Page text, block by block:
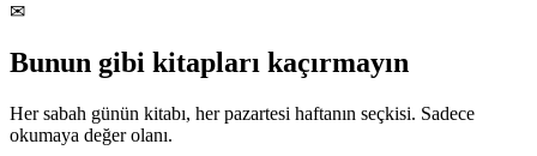
✉
Bunun gibi kitapları kaçırmayın
Her sabah günün kitabı, her pazartesi haftanın seçkisi. Sadece
okumaya değer olanı.